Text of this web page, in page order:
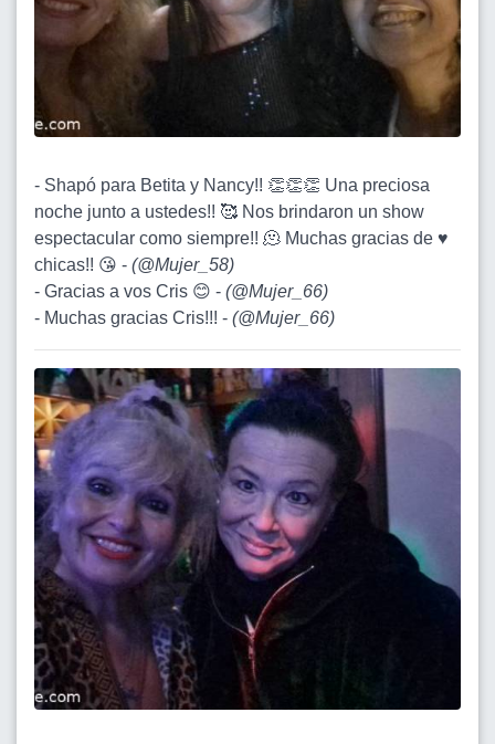
- Shapó para Betita y Nancy!! 👏👏👏 Una preciosa
noche junto a ustedes!! 🥰 Nos brindaron un show
espectacular como siempre!! 🫠 Muchas gracias de ♥️
chicas!! 😘 - (@Mujer_58)
- Gracias a vos Cris 😊 - (@Mujer_66)
- Muchas gracias Cris!!! - (@Mujer_66)